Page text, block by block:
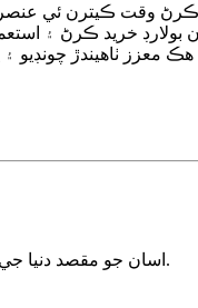
ڪرڻ وقت ڪيترن
خريد ڪرڻ ۽
اسان جو مقصد دنيا جي سيڪيورٽي انڊسٽري سان تجربو ۽ ٽيڪنالاجي شيئر ڪرڻ آهي ته جيئن سيڪيورٽي جي ترقي کي فروغ ڏنو وڃي.